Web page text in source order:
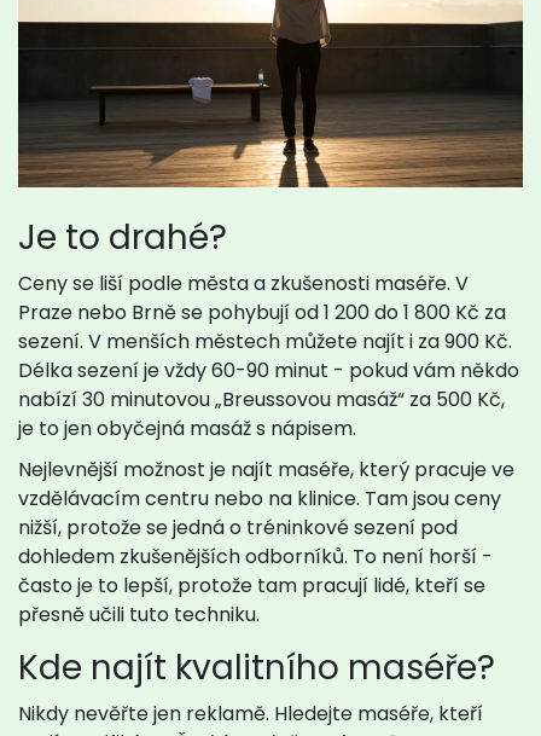
Je to drahé?
Ceny se liší podle města a zkušenosti maséře. V
Praze nebo Brně se pohybují od 1 200 do 1 800 Kč za
sezení. V menších městech můžete najít i za 900 Kč.
Délka sezení je vždy 60-90 minut - pokud vám někdo
nabízí 30 minutovou „Breussovou masáž“ za 500 Kč,
je to jen obyčejná masáž s nápisem.
Nejlevnější možnost je najít maséře, který pracuje ve
vzdělávacím centru nebo na klinice. Tam jsou ceny
nižší, protože se jedná o tréninkové sezení pod
dohledem zkušenějších odborníků. To není horší -
často je to lepší, protože tam pracují lidé, kteří se
přesně učili tuto techniku.
Kde najít kvalitního maséře?
Nikdy nevěřte jen reklamě. Hledejte maséře, kteří